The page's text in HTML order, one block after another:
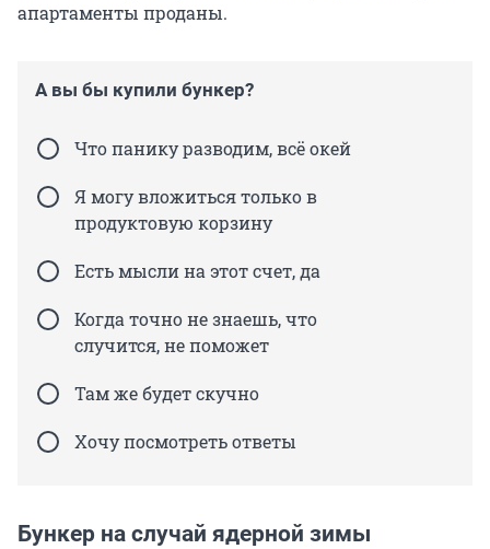
апартаменты проданы.
А вы бы купили бункер?
Что панику разводим, всё окей
Я могу вложиться только в
продуктовую корзину
Есть мысли на этот счет, да
Когда точно не знаешь, что
случится, не поможет
Там же будет скучно
Хочу посмотреть ответы
Бункер на случай ядерной зимы